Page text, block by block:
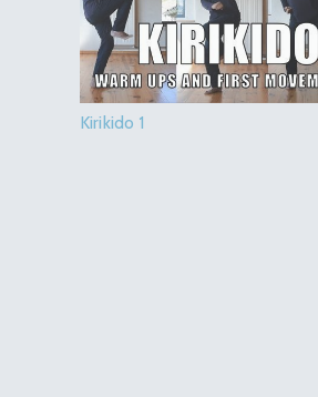
Kirikido 1